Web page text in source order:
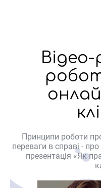
Принципи роботи
переваги в справі -
презентація «Як